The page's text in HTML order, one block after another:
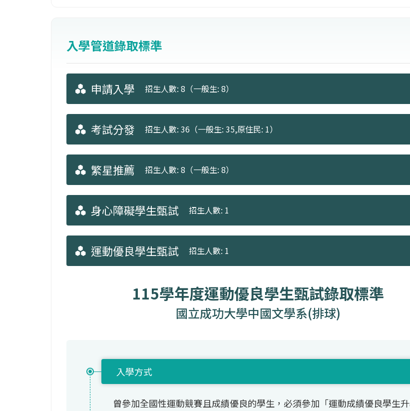
入學管道錄取標準
申請入學 招生人數: 8（一般生: 8）
考試分發 招生人數: 36（一般生: 35,原住民: 1）
繁星推薦 招生人數: 8（一般生: 8）
身心障礙學生甄試 招生人數: 1
運動優良學生甄試 招生人數: 1
115學年度運動優良學生甄試錄取標準
國立成功大學中國文學系(排球)
入學方式
曾參加全國性運動競賽且成績優良的學生，必須參加「運動成績優良學生